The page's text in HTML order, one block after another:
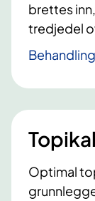
brettes
tredjedel
Optimal